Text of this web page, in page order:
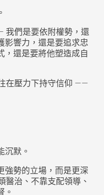
我們是要依附權勢，還
影響力，還是要追求忠
，還是要將他塑造成自
在壓力下持守信仰 ——
沉默。
強勢的立場，而是更深
治、不靠支配領導、
。